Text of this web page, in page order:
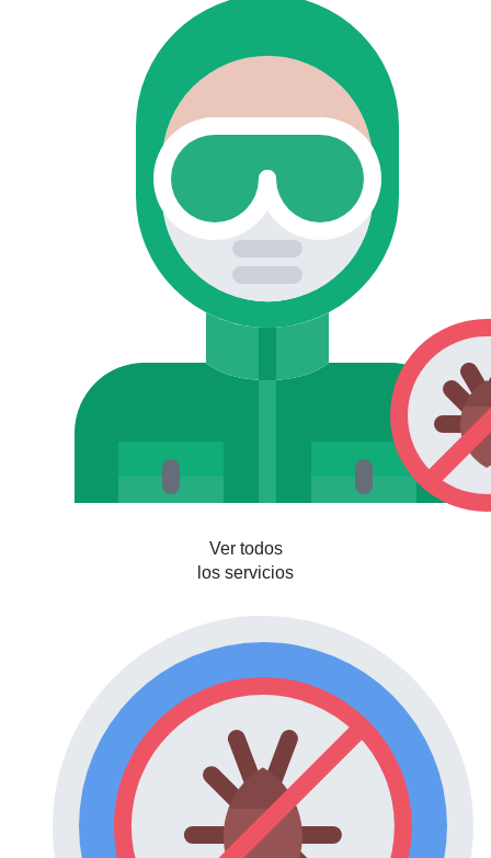
Ver todos
los servicios